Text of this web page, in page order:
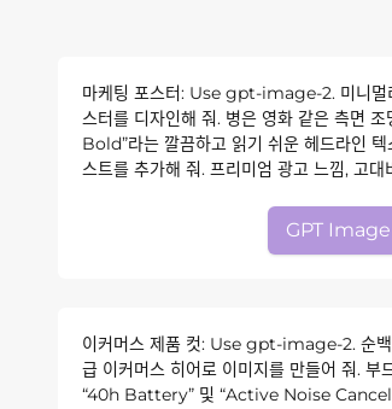
마케팅 포스터: Use gpt-image-2. 미니멀
스터를 디자인해 줘. 병은 영화 같은 측면
Bold”라는 깔끔하고 읽기 쉬운 헤드라인
스트를 추가해 줘. 프리미엄 광고 느낌, 고
GPT Image
이커머스 제품 컷: Use gpt-image-2. 순백
급 이커머스 히어로 이미지를 만들어 줘. 부
“40h Battery” 및 “Active Noise